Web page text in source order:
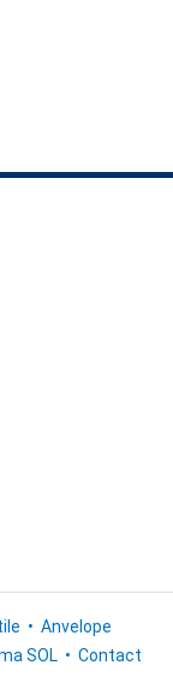
Anvelope
SOL Contact